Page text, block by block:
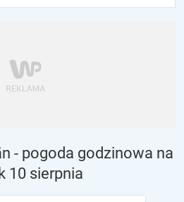
- pogoda godzinowa na
10 sierpnia